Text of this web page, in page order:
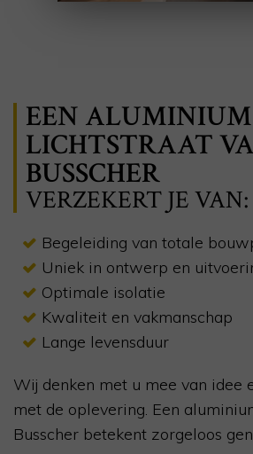
EEN ALUMINIUM
LICHTSTRAAT
BUSSCHER
VERZEKERT JE VAN:
Begeleiding van totale
Uniek in ontwerp en
Optimale isolatie
Kwaliteit en vakmanschap
Lange levensduur
Wij denken met u mee van idee
met de oplevering. Een
Busscher betekent zorgeloos